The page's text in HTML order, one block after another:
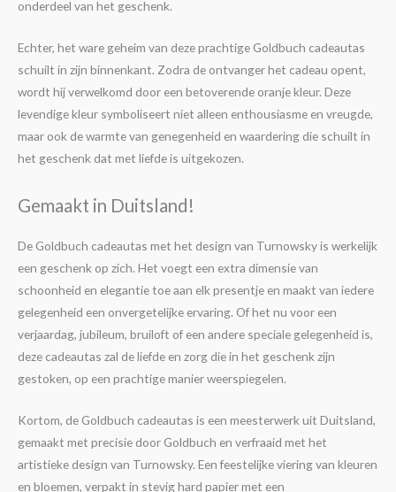
onderdeel van het geschenk.
Echter, het ware geheim van deze prachtige Goldbuch cadeautas
schuilt in zijn binnenkant. Zodra de ontvanger het cadeau opent,
wordt hij verwelkomd door een betoverende oranje kleur. Deze
levendige kleur symboliseert niet alleen enthousiasme en vreugde,
maar ook de warmte van genegenheid en waardering die schuilt in
het geschenk dat met liefde is uitgekozen.
Gemaakt in Duitsland!
De Goldbuch cadeautas met het design van Turnowsky is werkelijk
een geschenk op zich. Het voegt een extra dimensie van
schoonheid en elegantie toe aan elk presentje en maakt van iedere
gelegenheid een onvergetelijke ervaring. Of het nu voor een
verjaardag, jubileum, bruiloft of een andere speciale gelegenheid is,
deze cadeautas zal de liefde en zorg die in het geschenk zijn
gestoken, op een prachtige manier weerspiegelen.
Kortom, de Goldbuch cadeautas is een meesterwerk uit Duitsland,
gemaakt met precisie door Goldbuch en verfraaid met het
artistieke design van Turnowsky. Een feestelijke viering van kleuren
en bloemen, verpakt in stevig hard papier met een